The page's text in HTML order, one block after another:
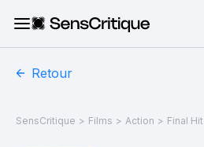
Retour
SensCritique > Films > Action > Final Hit